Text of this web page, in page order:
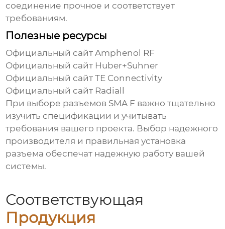
соединение прочное и соответствует
требованиям.
Полезные ресурсы
Официальный сайт Amphenol RF
Официальный сайт Huber+Suhner
Официальный сайт TE Connectivity
Официальный сайт Radiall
При выборе разъемов SMA F важно тщательно
изучить спецификации и учитывать
требования вашего проекта. Выбор надежного
производителя и правильная установка
разъема обеспечат надежную работу вашей
системы.
Соответствующая
Продукция